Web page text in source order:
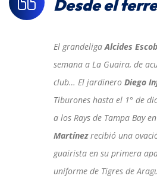
Desde el
El grandeliga Alcides
semana a La Guaira, de
club… El jardinero Diego
Tiburones hasta el 1° de
a los Rays de Tampa Bay
Martínezrecibió una
guairista en su primera
uniforme de Tigres de